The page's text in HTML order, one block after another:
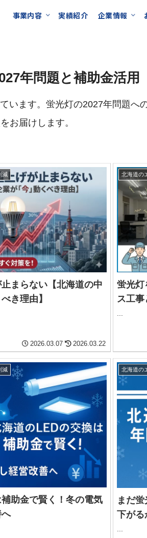
事業内容 実績紹介 企業情報
年問題と補助金活用
います。蛍光灯の2027年問題へ
お届けします。
減
まらない【北海道の中
き理由】
2026.03.07 2026.03.22
北海道の
蛍光灯
ス工事
減
助金で賢く！冬の電気
北海道の
まだ
下がる